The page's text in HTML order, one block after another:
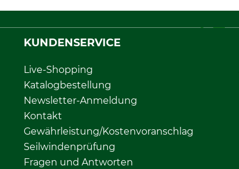
KUNDENSERVICE
Live-Shopping
Katalogbestellung
Newsletter-Anmeldung
Kontakt
Gewährleistung/Kostenvoranschlag
Seilwindenprüfung
Fragen und Antworten